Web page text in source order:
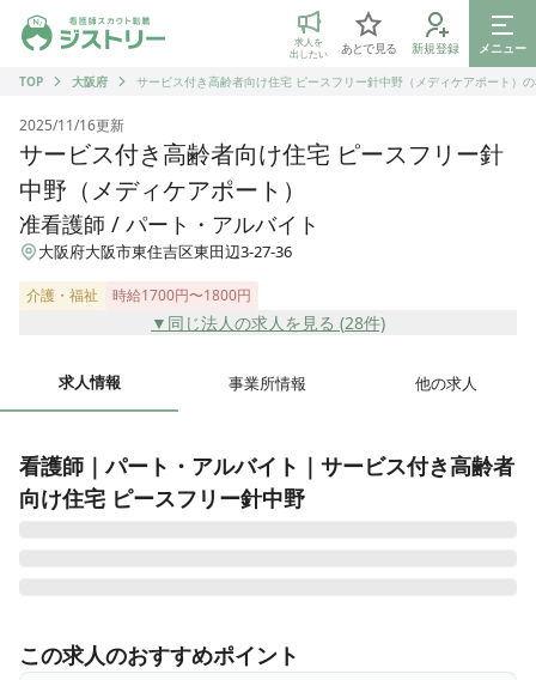
ジストリー 看護師の転職マッチング
求人を
出したい
あとで見る 新規登録
メニュー
TOP
大阪府 サービス付き高齢者向け住宅 ピースフリー針中野（メディケアポート）
2025/11/16更新
サービス付き高齢者向け住宅 ピースフリー針
中野（メディケアポート）
准看護師 / パート・アルバイト
大阪府大阪市東住吉区東田辺3-27-36
介護・福祉 時給1700円〜1800円
▼同じ法人の求人を見る (28件)
求人情報 事業所情報 他の求人
看護師｜パート・アルバイト｜サービス付き高齢者
向け住宅 ピースフリー針中野
堺市に2施設目の展開となる、完成したばかりのキレイな職場
でのお仕事です★ 新しい施設なので、新たに集まる仲間と一
この求人のおすすめポイント